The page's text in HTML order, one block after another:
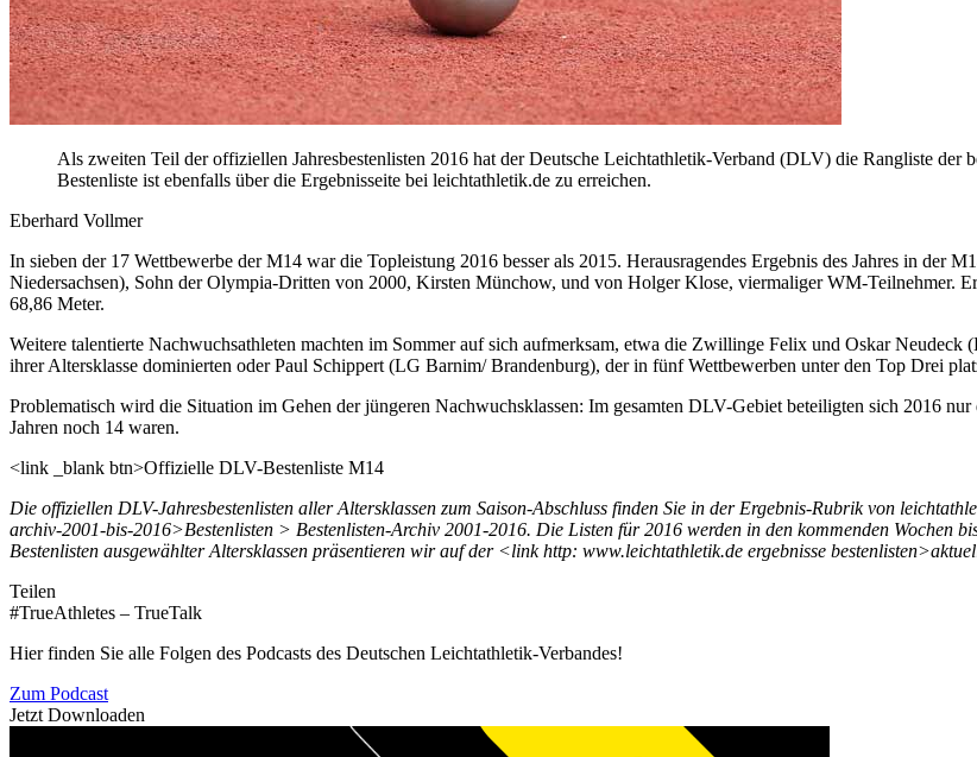
Als zweiten Teil der offiziellen Jahresbestenlisten 2016 hat der Deutsche Leichtathletik-Verband (DLV) die Rangliste
Bestenliste ist ebenfalls über die Ergebnisseite bei leichtathletik.de zu erreichen.
Eberhard Vollmer
In sieben der 17 Wettbewerbe der M14 war die Topleistung 2016 besser als 2015. Herausragendes Ergebnis des Jahres in
Niedersachsen), Sohn der Olympia-Dritten von 2000, Kirsten Münchow, und von Holger Klose, viermaliger WM-Teilnehmer.
68,86 Meter.
Weitere talentierte Nachwuchsathleten machten im Sommer auf sich aufmerksam, etwa die Zwillinge Felix und Oskar
ihrer Altersklasse dominierten oder Paul Schippert (LG Barnim/ Brandenburg), der in fünf Wettbewerben unter den Top Drei
Problematisch wird die Situation im Gehen der jüngeren Nachwuchsklassen: Im gesamten DLV-Gebiet beteiligten sich 2016
Jahren noch 14 waren.
<link _blank btn>Offizielle DLV-Bestenliste M14
Die offiziellen DLV-Jahresbestenlisten aller Altersklassen zum Saison-Abschluss finden Sie in der Ergebnis-Rubrik von
archiv-2001-bis-2016>Bestenlisten > Bestenlisten-Archiv 2001-2016. Die Listen für 2016 werden in den kommenden Wochen
Bestenlisten ausgewählter Altersklassen präsentieren wir auf der <link http: www.leichtathletik.de ergebnisse
Teilen
#TrueAthletes – TrueTalk
Hier finden Sie alle Folgen des Podcasts des Deutschen Leichtathletik-Verbandes!
Zum Podcast
Jetzt Downloaden